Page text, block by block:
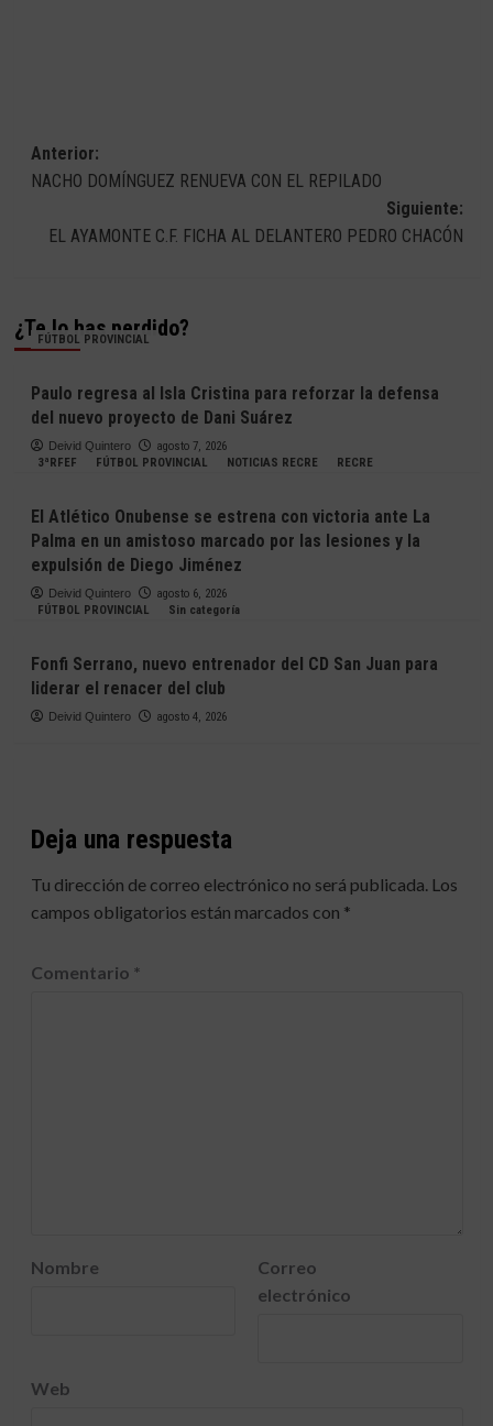
Navegación
de
entradas
Anterior:
NACHO DOMÍNGUEZ RENUEVA CON EL REPILADO
Siguiente:
EL AYAMONTE C.F. FICHA AL DELANTERO PEDRO CHACÓN
¿Te lo has perdido?
FÚTBOL PROVINCIAL
Paulo regresa al Isla Cristina para reforzar la defensa
del nuevo proyecto de Dani Suárez
Deivid Quintero
agosto 7, 2026
3ªRFEF
FÚTBOL PROVINCIAL NOTICIAS RECRE RECRE
El Atlético Onubense se estrena con victoria ante La
Palma en un amistoso marcado por las lesiones y la
expulsión de Diego Jiménez
Deivid Quintero
agosto 6, 2026
FÚTBOL PROVINCIAL
Sin categoría
Fonfi Serrano, nuevo entrenador del CD San Juan para
liderar el renacer del club
Deivid Quintero agosto 4, 2026
Deja una respuesta
Tu dirección de correo electrónico no será publicada. Los
campos obligatorios están marcados con *
Comentario *
Nombre
Correo
electrónico
Web